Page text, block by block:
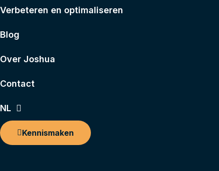
Verbeteren en optimaliseren
Blog
Over Joshua
Contact
NL
Kennismaken